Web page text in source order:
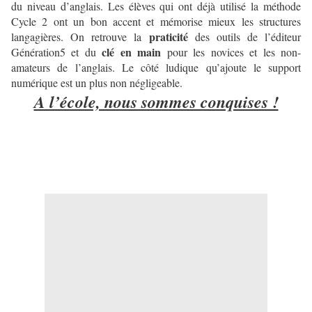
du niveau d’anglais. Les élèves qui ont déjà utilisé la méthode
Cycle 2 ont un bon accent et mémorise mieux les structures
langagières. On retrouve la praticitédes outils de l’éditeur
Génération5 et duclé en main pour les novices et les non-
amateurs de l’anglais. Le côté ludique qu’ajoute le support
numérique est un plus non négligeable.
A l’école, nous sommes conquises !